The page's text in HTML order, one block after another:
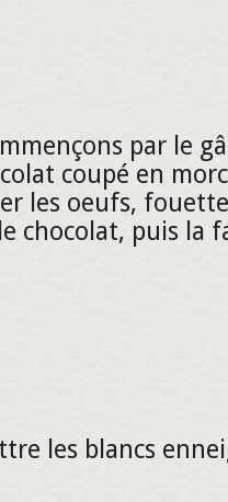
par le
coupé en
les oeufs,
chocolat, puis la
les blancs